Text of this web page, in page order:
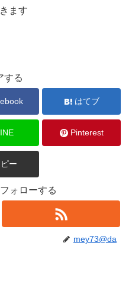
ます
する
はてブ
Pinterest
ー
ォローする
mey73@da